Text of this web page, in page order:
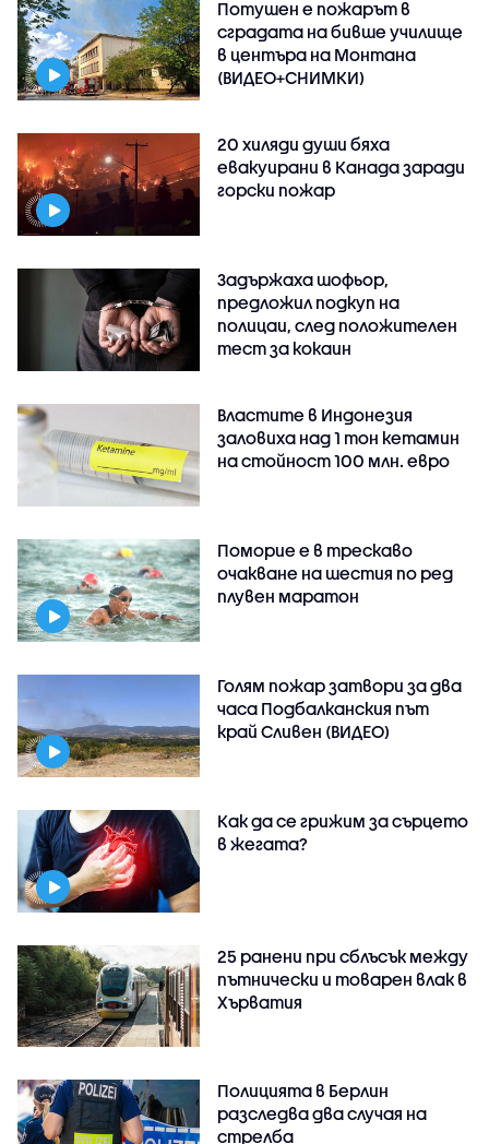
Потушен е пожарът в
сградата на бивше училище
в центъра на Монтана
(ВИДЕО+СНИМКИ)
20 хиляди души бяха
евакуирани в Канада заради
горски пожар
Задържаха шофьор,
предложил подкуп на
полицаи, след положителен
тест за кокаин
Властите в Индонезия
заловиха над 1 тон кетамин
на стойност 100 млн. евро
Поморие е в трескаво
очакване на шестия по ред
плувен маратон
Голям пожар затвори за два
часа Подбалканския път
край Сливен (ВИДЕО)
Как да се грижим за сърцето
в жегата?
25 ранени при сблъсък между
пътнически и товарен влак в
Хърватия
Полицията в Берлин
разследва два случая на
стрелба